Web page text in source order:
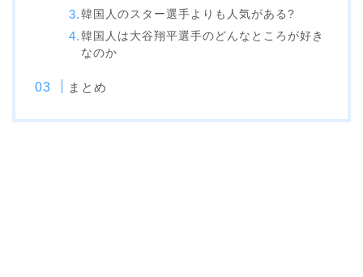
韓国人のスター選手よりも人気がある?
韓国人は大谷翔平選手のどんなところが好き
なのか
まとめ